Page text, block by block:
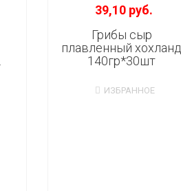
39,10 руб.
Грибы сыр
плавленный хохланд
140гр*30шт
ИЗБРАННОЕ